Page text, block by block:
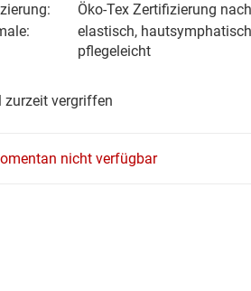
Öko-Tex Zertifizierung
elastisch,
pflegeleicht
zurzeit vergriffen
nicht verfügbar